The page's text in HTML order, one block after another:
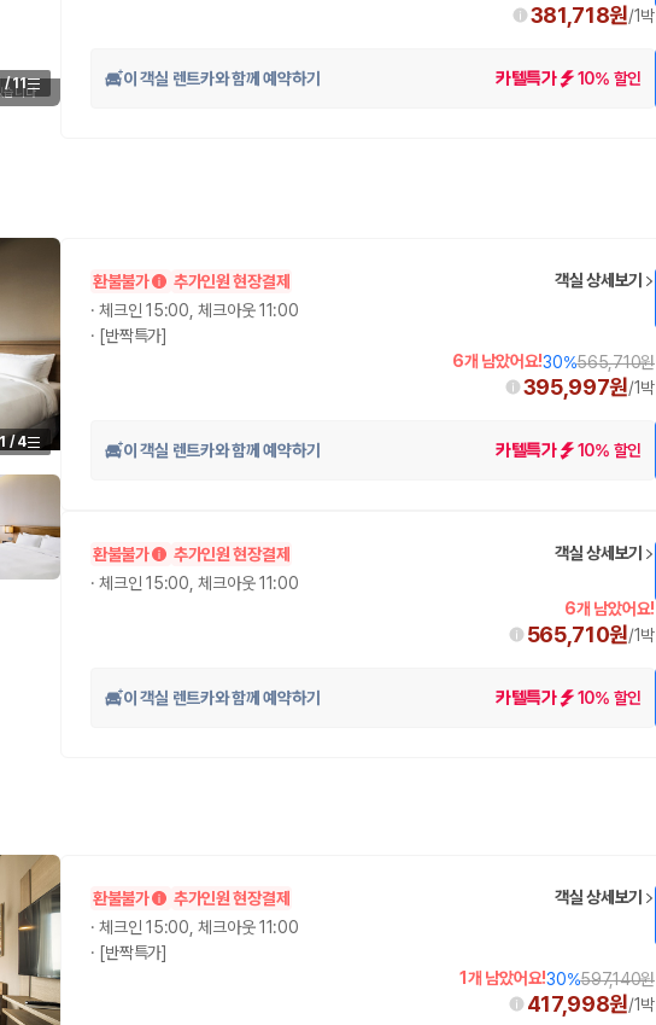
습니다
/11
381,718원/1박
이 객실 렌트카와 함께 예약하기 카텔특가 10% 할인
1/4
환불불가 추가인원 현장결제
객실 상세보기
·체크인 15:00, 체크아웃 11:00
· [반짝특가]
6개 남았어요!30%565,710원
395,997원/1박
이 객실 렌트카와 함께 예약하기 카텔특가 10% 할인
환불불가 추가인원 현장결제
객실 상세보기
·체크인 15:00, 체크아웃 11:00
6개 남았어요!
565,710원/1박
이 객실 렌트카와 함께 예약하기 카텔특가 10% 할인
환불불가 추가인원 현장결제
객실 상세보기
·체크인 15:00, 체크아웃 11:00
· [반짝특가]
1개 남았어요!30%597,140원
417,998원/1박